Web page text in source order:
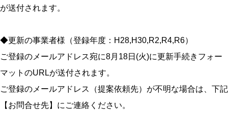
が送付されます。
◆更新の事業者様（登録年度：H28,H30,R2,R4,R6）
ご登録のメールアドレス宛に8月18日(火)に更新手続きフォー
マットのURLが送付されます。
ご登録のメールアドレス（提案依頼先）が不明な場合は、下記
【お問合せ先】にご連絡ください。